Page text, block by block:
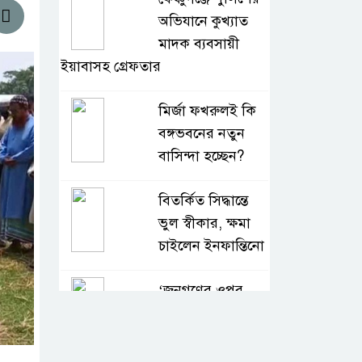
অভিযানে কুখ্যাত
মাদক ব্যবসায়ী
ইয়াবাসহ গ্রেফতার
মির্জা ফখরুলই কি
বঙ্গভবনের নতুন
বাসিন্দা হচ্ছেন?
বিতর্কিত সিদ্ধান্তে
ভুল স্বীকার, ক্ষমা
চাইলেন ইনফান্তিনো
‘জনগণের ওপর